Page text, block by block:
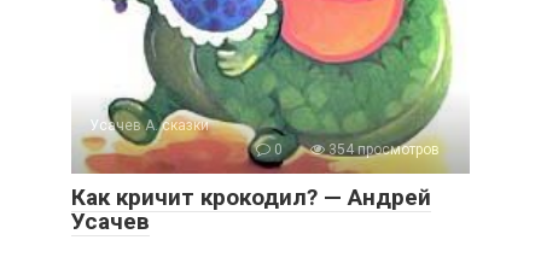
Усачев А. сказки
0
354 просмотров
Как кричит крокодил? — Андрей
Усачев